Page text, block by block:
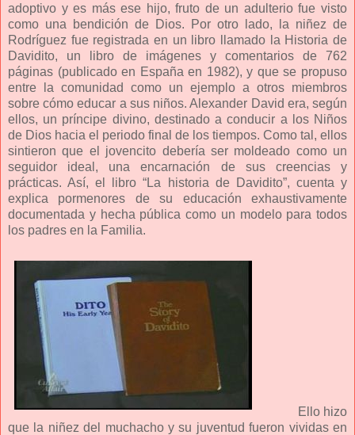
adoptivo y es más ese hijo, fruto de un adulterio fue visto
como una bendición de Dios. Por otro lado, la niñez de
Rodríguez fue registrada en un libro llamado la Historia de
Davidito, un libro de imágenes y comentarios de 762
páginas (publicado en España en 1982), y que se propuso
entre la comunidad como un ejemplo a otros miembros
sobre cómo educar a sus niños. Alexander David era, según
ellos, un príncipe divino, destinado a conducir a los Niños
de Dios hacia el periodo final de los tiempos. Como tal, ellos
sintieron que el jovencito debería ser moldeado como un
seguidor ideal, una encarnación de sus creencias y
prácticas. Así, el libro “La historia de Davidito”, cuenta y
explica pormenores de su educación exhaustivamente
documentada y hecha pública como un modelo para todos
los padres en la Familia.
Ello hizo
que la niñez del muchacho y su juventud fueron vividas en